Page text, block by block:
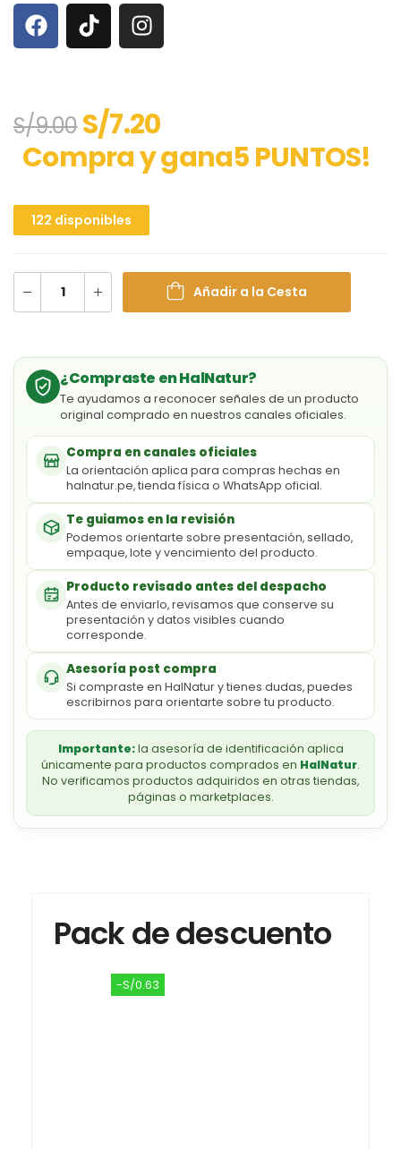
S/9.00S/7.20
Compra y gana5 PUNTOS!
122 disponibles
Añadir a la Cesta
¿Compraste en HalNatur?
Te ayudamos a reconocer señales de un producto
original comprado en nuestros canales oficiales.
Compra en canales oficiales
La orientación aplica para compras hechas en
halnatur.pe, tienda física o WhatsApp oficial.
Te guiamos en la revisión
Podemos orientarte sobre presentación, sellado,
empaque, lote y vencimiento del producto.
Producto revisado antes del despacho
Antes de enviarlo, revisamos que conserve su
presentación y datos visibles cuando
corresponde.
Asesoría post compra
Si compraste en HalNatur y tienes dudas, puedes
escribirnos para orientarte sobre tu producto.
Importante:la asesoría de identificación aplica
únicamente para productos comprados en HalNatur.
No verificamos productos adquiridos en otras tiendas,
páginas o marketplaces.
Pack de descuento
-S/0.63